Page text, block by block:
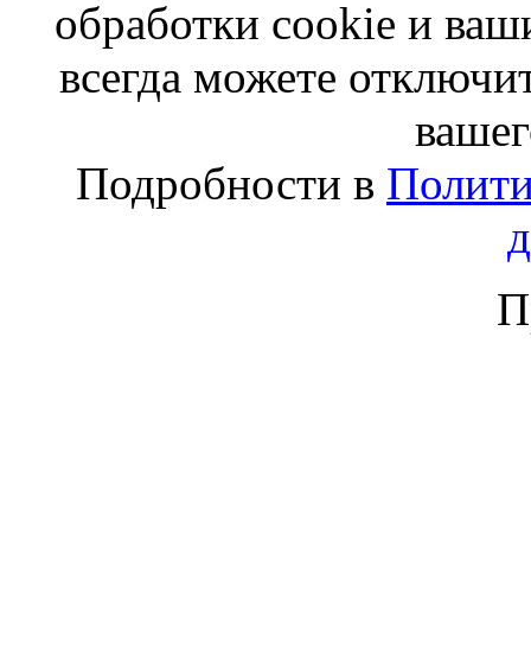
обработки cookie и
всегда можете
Подробности в